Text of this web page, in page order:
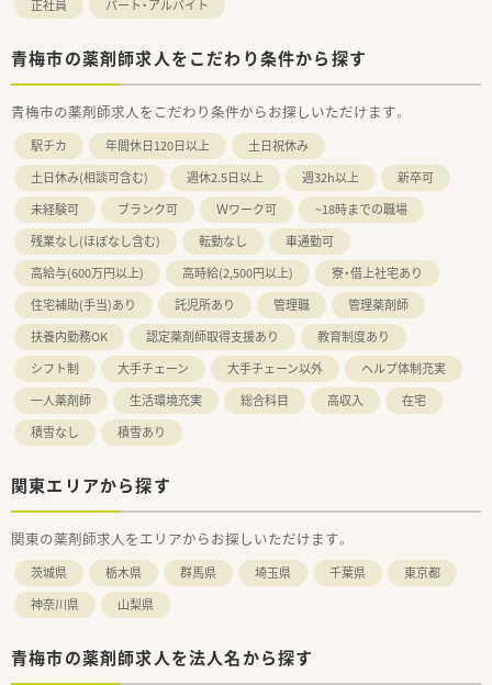
正社員 パート・アルバイト
青梅市の薬剤師求人をこだわり条件から探す
青梅市の薬剤師求人をこだわり条件からお探しいただけます。
駅チカ 年間休日120日以上
土日祝休み
土日休み(相談可含む)
週休2.5日以上 週32h以上
新卒可
未経験可
ブランク可 Ｗワーク可
~18時までの職場
残業なし(ほぼなし含む)
転勤なし
車通勤可
高給与(600万円以上)
高時給(2,500円以上)
寮・借上社宅あり
住宅補助(手当)あり
託児所あり 管理職
管理薬剤師
扶養内勤務OK
認定薬剤師取得支援あり
教育制度あり
シフト制
大手チェーン 大手チェーン以外
ヘルプ体制充実
一人薬剤師
生活環境充実 総合科目 高収入
在宅
積雪なし
積雪あり
関東エリアから探す
関東の薬剤師求人をエリアからお探しいただけます。
茨城県 栃木県 群馬県 埼玉県 千葉県
東京都
神奈川県
山梨県
青梅市の薬剤師求人を法人名から探す